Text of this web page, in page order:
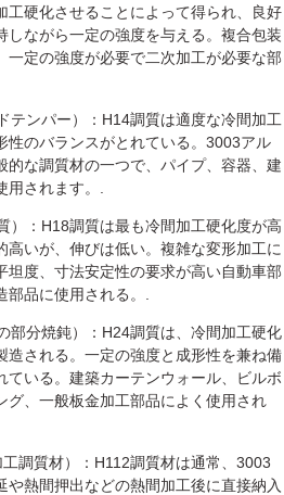
工硬化させることによって得られ、良好
しながら一定の強度を与える。複合包装
一定の強度が必要で二次加工が必要な部
テンパー）：H14調質は適度な冷間加工
性のバランスがとれている。3003アル
的な調質材の一つで、パイプ、容器、建
されます。.
）：H18調質は最も冷間加工硬化度が高
高いが、伸びは低い。複雑な変形加工に
坦度、寸法安定性の要求が高い自動車部
品に使用される。.
部分焼鈍）：H24調質は、冷間加工硬化
造される。一定の強度と成形性を兼ね備
ている。建築カーテンウォール、ビルボ
グ、一般板金加工部品によく使用され
調質材）：H112調質材は通常、3003
や熱間押出などの熱間加工後に直接納入